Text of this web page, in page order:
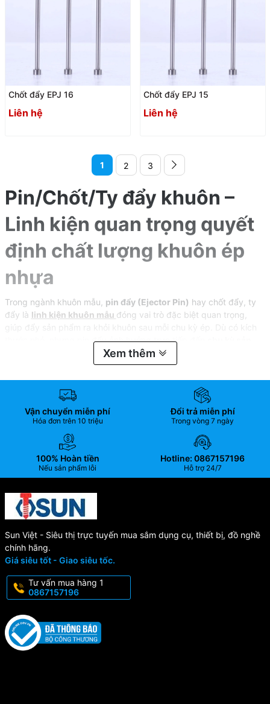
Chốt đẩy EPJ 16
Liên hệ
Chốt đẩy EPJ 15
Liên hệ
1 2 3
Pin/Chốt/Ty đẩy khuôn –
Linh kiện quan trọng quyết
định chất lượng khuôn ép
nhựa
Trong ngành khuôn mẫu, pin đẩy (Ejector Pin) hay chốt đẩy, ty
đẩy là linh kiện khuôn mẫu đóng vai trò đặc biệt quan trọng,
giúp đẩy sản phẩm ra khỏi khuôn sau mỗi chu kỳ ép. Dù có kích
thước nhỏ, nhưng pin đẩy ảnh hưởng trực tiếp đến
xuất, độ ổn định khuôn và chất lượng bề mặt sản phẩm
Hình ảnh cây chốt đẩy SKD61 tại kho Sun Việt-Hà Nội
Xem thêm
Vận chuyển miễn phí
Hóa đơn trên 10 triệu
Đổi trả miễn phí
Trong vòng 7 ngày
100% Hoàn tiền
Nếu sản phẩm lỗi
Hotline: 0867157196
Hỗ trợ 24/7
Sun Việt - Siêu thị trực tuyến mua sắm dụng cụ, thiết bị, đồ nghề
chính hãng.
Giá siêu tốt - Giao siêu tốc.
Tư vấn mua hàng 1
0867157196